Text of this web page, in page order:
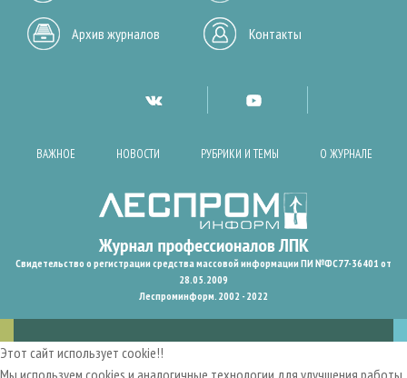
Архив журналов Контакты
ВАЖНОЕ НОВОСТИ РУБРИКИ И ТЕМЫ О ЖУРНАЛЕ
Свидетельство о регистрации средства массовой информации ПИ №ФС77-36401 от
28.05.2009
Леспроминформ. 2002 - 2022
Этот сайт использует cookie!!